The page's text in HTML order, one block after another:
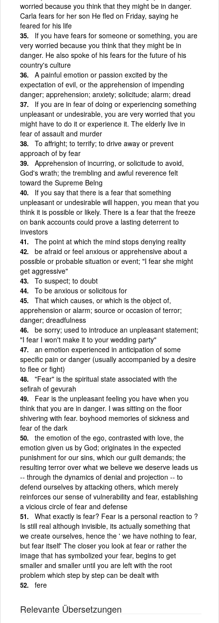
worried because you think that they might be in danger.
Carla fears for her son He fled on Friday, saying he
feared for his life
If you have fears for someone or something, you are
very worried because you think that they might be in
danger. He also spoke of his fears for the future of his
country's culture
A painful emotion or passion excited by the
expectation of evil, or the apprehension of impending
danger; apprehension; anxiety; solicitude; alarm; dread
If you are in fear of doing or experiencing something
unpleasant or undesirable, you are very worried that you
might have to do it or experience it. The elderly live in
fear of assault and murder
To affright; to terrify; to drive away or prevent
approach of by fear
Apprehension of incurring, or solicitude to avoid,
God's wrath; the trembling and awful reverence felt
toward the Supreme Belng
If you say that there is a fear that something
unpleasant or undesirable will happen, you mean that you
think it is possible or likely. There is a fear that the freeze
on bank accounts could prove a lasting deterrent to
investors
The point at which the mind stops denying reality
be afraid or feel anxious or apprehensive about a
possible or probable situation or event; "I fear she might
get aggressive"
To suspect; to doubt
To be anxious or solicitous for
That which causes, or which is the object of,
apprehension or alarm; source or occasion of terror;
danger; dreadfulness
be sorry; used to introduce an unpleasant statement;
"I fear I won't make it to your wedding party"
an emotion experienced in anticipation of some
specific pain or danger (usually accompanied by a desire
to flee or fight)
"Fear" is the spiritual state associated with the
sefirah of gevurah
Fear is the unpleasant feeling you have when you
think that you are in danger. I was sitting on the floor
shivering with fear. boyhood memories of sickness and
fear of the dark
the emotion of the ego, contrasted with love, the
emotion given us by God; originates in the expected
punishment for our sins, which our guilt demands; the
resulting terror over what we believe we deserve leads us
-- through the dynamics of denial and projection -- to
defend ourselves by attacking others, which merely
reinforces our sense of vulnerability and fear, establishing
a vicious circle of fear and defense
What exactly is fear? Fear is a personal reaction to ?
Is still real although invisible, its actually something that
we create ourselves, hence the ' we have nothing to fear,
but fear itself' The closer you look at fear or rather the
image that has symbolized your fear, begins to get
smaller and smaller until you are left with the root
problem which step by step can be dealt with
fere
Relevante Übersetzungen